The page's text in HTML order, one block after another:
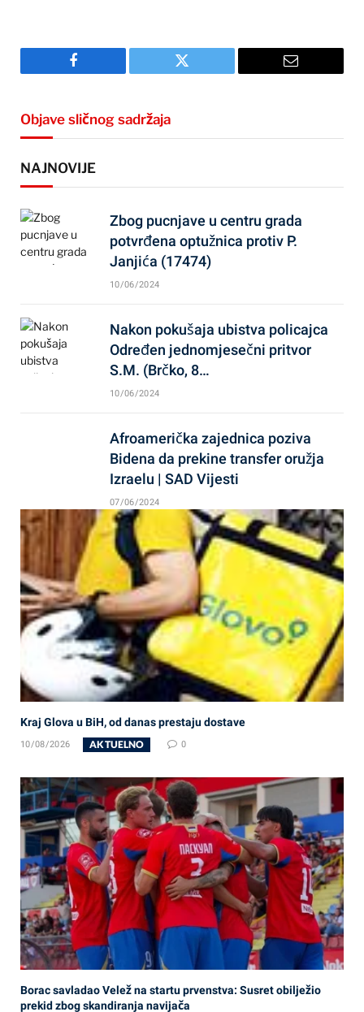
Facebook Twitter Email
Objave sličnog sadržaja
NAJNOVIJE
Zbog pucnjave u centru grada
potvrđena optužnica protiv P.
Janjića (17474)
10/06/2024
Nakon pokušaja ubistva policajca
Određen jednomjesečni pritvor
S.M. (Brčko, 8…
10/06/2024
Afroamerička zajednica poziva
Bidena da prekine transfer oružja
Izraelu | SAD Vijesti
07/06/2024
Kraj Glova u BiH, od danas prestaju dostave
10/08/2026 AKTUELNO 0
Borac savladao Velež na startu prvenstva: Susret obilježio
prekid zbog skandiranja navijača